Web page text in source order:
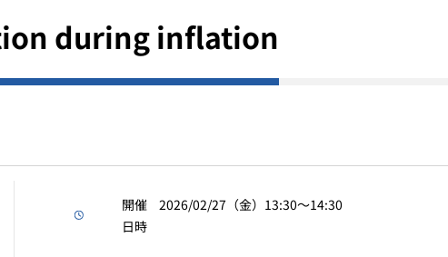
during inflation
開催
日時
2026/02/27（金）13:30〜14:30